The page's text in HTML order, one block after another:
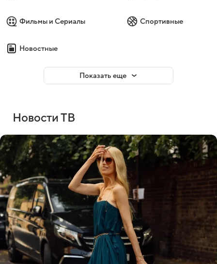
Фильмы и Сериалы Спортивные
Новостные
Показать еще
Новости ТВ